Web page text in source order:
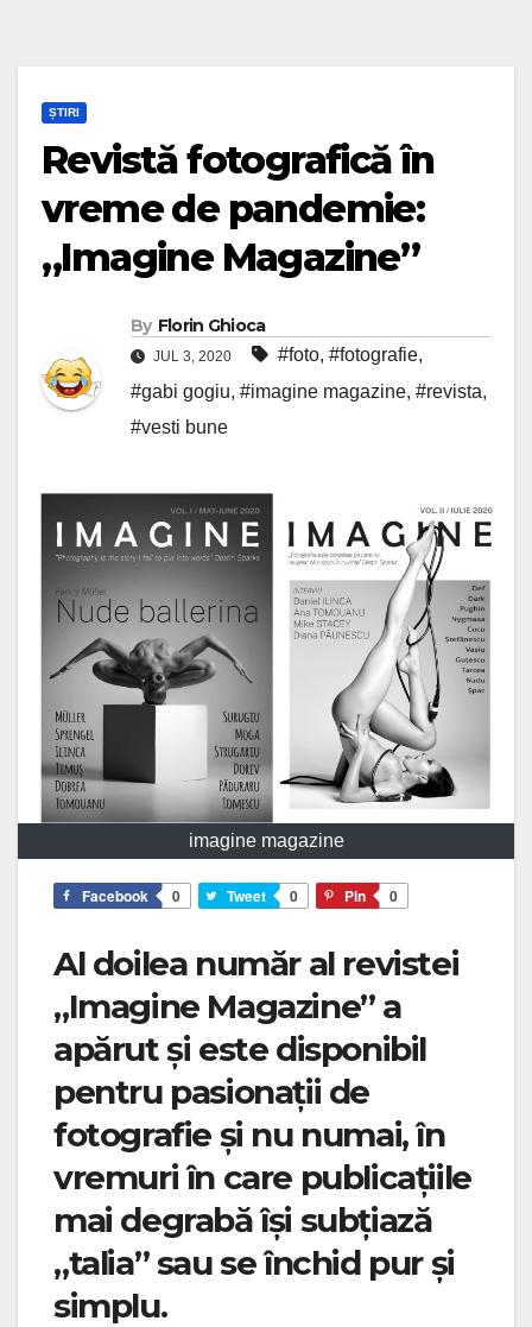
ȘTIRI
Revistă fotografică în
vreme de pandemie:
„Imagine Magazine”
By Florin Ghioca
JUL 3, 2020 #foto, #fotografie,
#gabi gogiu, #imagine magazine, #revista,
#vesti bune
imagine magazine
Facebook 0 Tweet 0 Pin 0
Al doilea număr al revistei
„Imagine Magazine” a
apărut și este disponibil
pentru pasionații de
fotografie și nu numai, în
vremuri în care publicațiile
mai degrabă își subțiază
„talia” sau se închid pur și
simplu.